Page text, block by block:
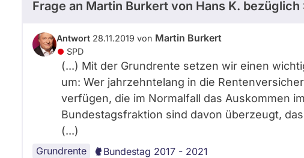
Frage an Martin Burkert von Hans K. bezüglich
Antwort 28.11.2019 von Martin Burkert
SPD
(...) Mit der Grundrente setzen wir einen
um: Wer jahrzehntelang in die
verfügen, die im Normalfall das Auskommen
Bundestagsfraktion sind davon überzeugt,
(...)
Grundrente Bundestag 2017 - 2021